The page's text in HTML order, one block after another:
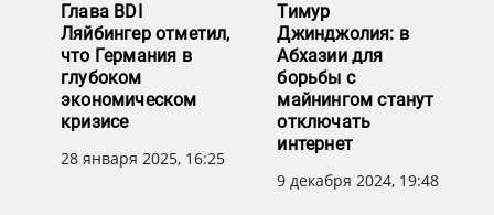
Глава BDI
Ляйбингер отметил,
что Германия в
глубоком
экономическом
кризисе
28 января 2025, 16:25
Тимур
Джинджолия: в
Абхазии для
борьбы с
майнингом станут
отключать
интернет
9 декабря 2024, 19:48